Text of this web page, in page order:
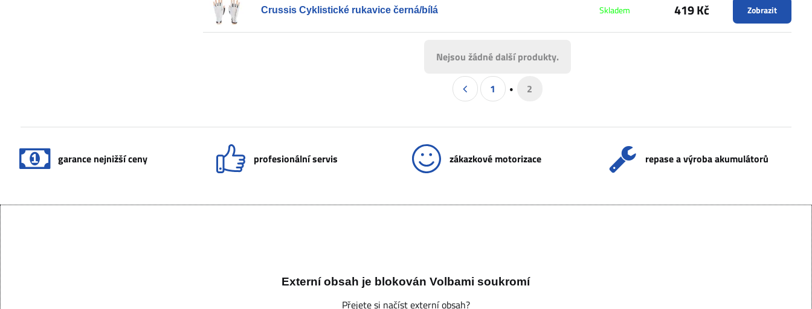
Crussis Cyklistické rukavice černá/bílá Skladem 419 Kč Zobrazit
Nejsou žádné další produkty.
1 2
garance nejnižší ceny profesionální servis zákazkové motorizace repase a výroba akumulátorů
Externí obsah je blokován Volbami soukromí
Přejete si načíst externí obsah?